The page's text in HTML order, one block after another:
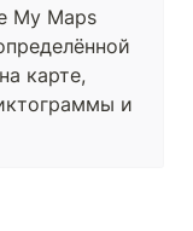
My Maps
карте,
и